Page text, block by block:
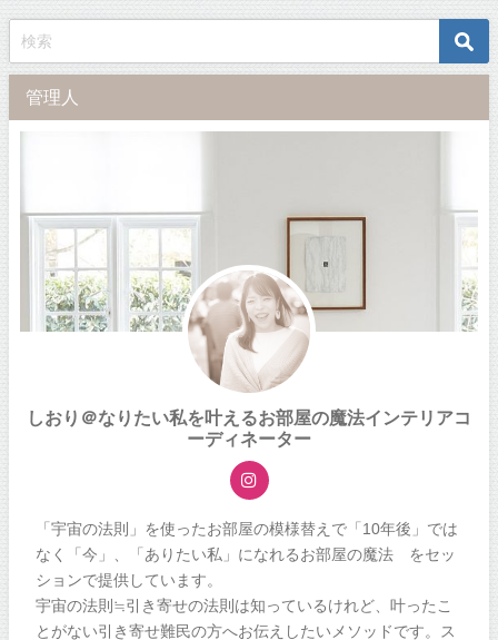
管理人
しおり＠なりたい私を叶えるお部屋の魔法インテリアコ
ーディネーター
「宇宙の法則」を使ったお部屋の模様替えで「10年後」では
なく「今」、「ありたい私」になれるお部屋の魔法®をセッ
ションで提供しています。
宇宙の法則≒引き寄せの法則は知っているけれど、叶ったこ
とがない引き寄せ難民の方へお伝えしたいメソッドです。ス